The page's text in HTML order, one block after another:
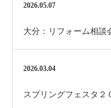
2026.05.07
大分：リフォーム相談
2026.03.04
スプリングフェスタ２